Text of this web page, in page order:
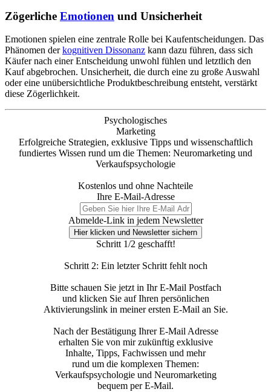
Zögerliche Emotionen und Unsicherheit
Emotionen spielen eine zentrale Rolle bei Kaufentscheidungen. Das
Phänomen derkognitiven Dissonanz kann dazu führen, dass sich
Käufer nach einer Entscheidung unwohl fühlen und letztlich den
Kauf abgebrochen. Unsicherheit, die durch eine zu große Auswahl
oder eine unübersichtliche Produktbeschreibung entsteht, verstärkt
diese Zögerlichkeit.
Psychologisches
Marketing
Erfolgreiche Strategien, exklusive Tipps und wissenschaftlich
fundiertes Wissen rund um die Themen: Neuromarketing und
Verkaufspsychologie
Kostenlos und ohne Nachteile
Ihre E-Mail-Adresse
Abmelde-Link in jedem Newsletter
Hier klicken und Newsletter sichern
Schritt 1/2 geschafft!
Schritt 2: Ein letzter Schritt fehlt noch
Bitte schauen Sie jetzt in Ihr E-Mail Postfach
und klicken Sie auf Ihren persönlichen
Aktivierungslink in meiner ersten E-Mail an Sie.
Nach der Bestätigung Ihrer E-Mail Adresse
erhalten Sie von mir zukünftig exklusive
Inhalte, Tipps, Fachwissen und mehr
rund um die komplexen Themen:
Verkaufspsychologie und Neuromarketing
bequem per E-Mail.